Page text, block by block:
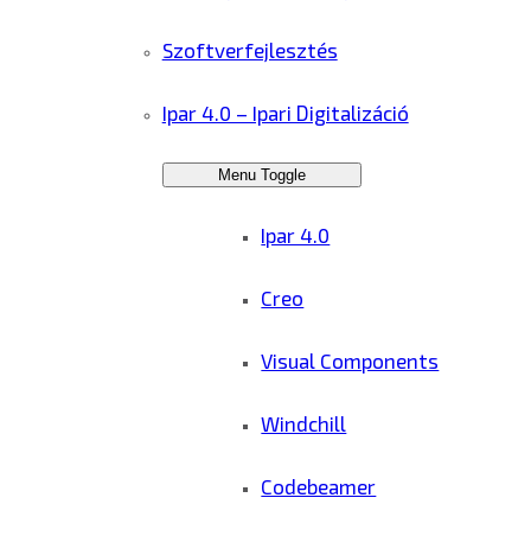
Szoftverfejlesztés
Ipar 4.0 – Ipari Digitalizáció
Menu Toggle
Ipar 4.0
Creo
Visual Components
Windchill
Codebeamer